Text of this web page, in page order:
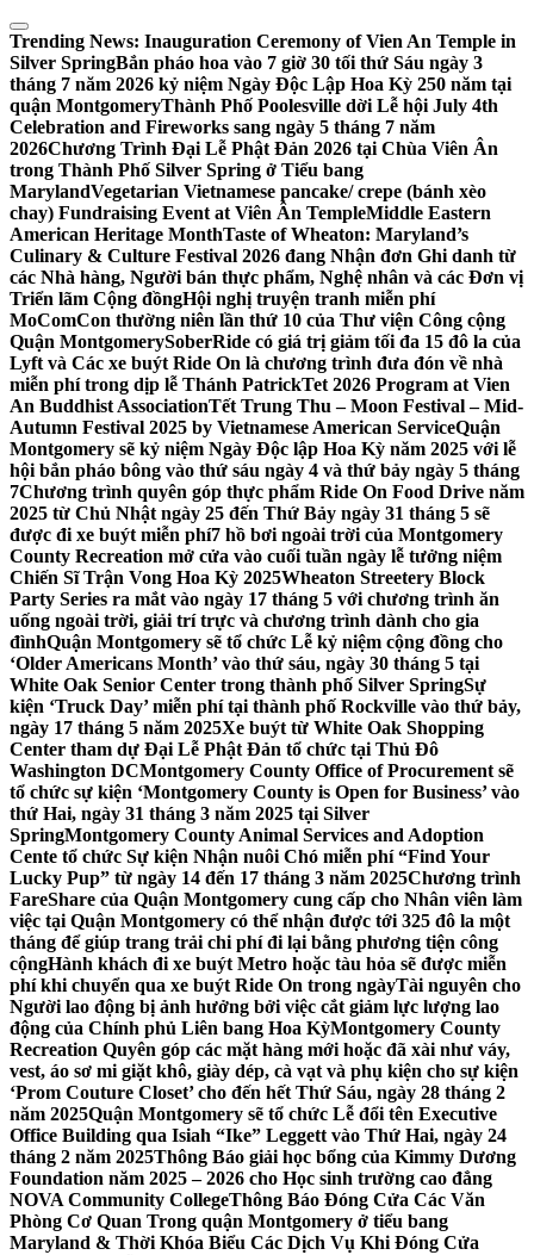
Skip
to
content
Trending News: Inauguration Ceremony of Vien An Temple in
Silver SpringBắn pháo hoa vào 7 giờ 30 tối thứ Sáu ngày 3
tháng 7 năm 2026 kỷ niệm Ngày Độc Lập Hoa Kỳ 250 năm tại
quận MontgomeryThành Phố Poolesville dời Lễ hội July 4th
Celebration and Fireworks sang ngày 5 tháng 7 năm
2026Chương Trình Đại Lễ Phật Đản 2026 tại Chùa Viên Ân
trong Thành Phố Silver Spring ở Tiểu bang
MarylandVegetarian Vietnamese pancake/ crepe (bánh xèo
chay) Fundraising Event at Viên Ân TempleMiddle Eastern
American Heritage MonthTaste of Wheaton: Maryland’s
Culinary & Culture Festival 2026 đang Nhận đơn Ghi danh từ
các Nhà hàng, Người bán thực phẩm, Nghệ nhân và các Đơn vị
Triển lãm Cộng đồngHội nghị truyện tranh miễn phí
MoComCon thường niên lần thứ 10 của Thư viện Công cộng
Quận MontgomerySoberRide có giá trị giảm tối đa 15 đô la của
Lyft và Các xe buýt Ride On là chương trình đưa đón về nhà
miễn phí trong dịp lễ Thánh PatrickTet 2026 Program at Vien
An Buddhist AssociationTết Trung Thu – Moon Festival – Mid-
Autumn Festival 2025 by Vietnamese American ServiceQuận
Montgomery sẽ kỷ niệm Ngày Độc lập Hoa Kỳ năm 2025 với lễ
hội bắn pháo bông vào thứ sáu ngày 4 và thứ bảy ngày 5 tháng
7Chương trình quyên góp thực phẩm Ride On Food Drive năm
2025 từ Chủ Nhật ngày 25 đến Thứ Bảy ngày 31 tháng 5 sẽ
được đi xe buýt miễn phí7 hồ bơi ngoài trời của Montgomery
County Recreation mở cửa vào cuối tuần ngày lễ tưởng niệm
Chiến Sĩ Trận Vong Hoa Kỳ 2025Wheaton Streetery Block
Party Series ra mắt vào ngày 17 tháng 5 với chương trình ăn
uống ngoài trời, giải trí trực và chương trình dành cho gia
đìnhQuận Montgomery sẽ tổ chức Lễ kỷ niệm cộng đồng cho
‘Older Americans Month’ vào thứ sáu, ngày 30 tháng 5 tại
White Oak Senior Center trong thành phố Silver SpringSự
kiện ‘Truck Day’ miễn phí tại thành phố Rockville vào thứ bảy,
ngày 17 tháng 5 năm 2025Xe buýt từ White Oak Shopping
Center tham dự Đại Lễ Phật Đản tổ chức tại Thủ Đô
Washington DCMontgomery County Office of Procurement sẽ
tổ chức sự kiện ‘Montgomery County is Open for Business’ vào
thứ Hai, ngày 31 tháng 3 năm 2025 tại Silver
SpringMontgomery County Animal Services and Adoption
Cente tổ chức Sự kiện Nhận nuôi Chó miễn phí “Find Your
Lucky Pup” từ ngày 14 đến 17 tháng 3 năm 2025Chương trình
FareShare của Quận Montgomery cung cấp cho Nhân viên làm
việc tại Quận Montgomery có thể nhận được tới 325 đô la một
tháng để giúp trang trải chi phí đi lại bằng phương tiện công
cộngHành khách đi xe buýt Metro hoặc tàu hỏa sẽ được miễn
phí khi chuyển qua xe buýt Ride On trong ngàyTài nguyên cho
Người lao động bị ảnh hưởng bởi việc cắt giảm lực lượng lao
động của Chính phủ Liên bang Hoa KỳMontgomery County
Recreation Quyên góp các mặt hàng mới hoặc đã xài như váy,
vest, áo sơ mi giặt khô, giày dép, cà vạt và phụ kiện cho sự kiện
‘Prom Couture Closet’ cho đến hết Thứ Sáu, ngày 28 tháng 2
năm 2025Quận Montgomery sẽ tổ chức Lễ đổi tên Executive
Office Building qua Isiah “Ike” Leggett vào Thứ Hai, ngày 24
tháng 2 năm 2025Thông Báo giải học bổng của Kimmy Dương
Foundation năm 2025 – 2026 cho Học sinh trường cao đẳng
NOVA Community CollegeThông Báo Đóng Cửa Các Văn
Phòng Cơ Quan Trong quận Montgomery ở tiểu bang
Maryland & Thời Khóa Biểu Các Dịch Vụ Khi Đóng Cửa